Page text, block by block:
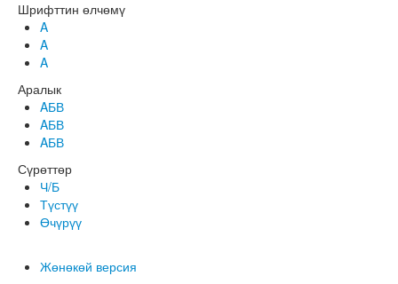
Шрифттин өлчөмү
A
A
A
Аралык
AБВ
AБВ
AБВ
Сүрөттөр
Ч/Б
Түстүү
Өчүрүү
Жөнөкөй версия